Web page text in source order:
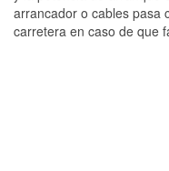
arrancador o cables pasa
carretera en caso de que